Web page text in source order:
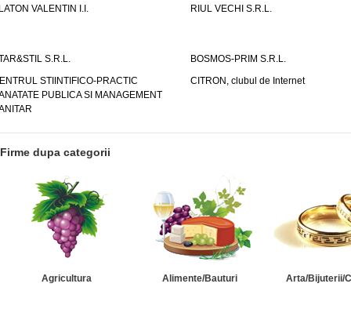
VALENTIN I.I.
RIUL VECHI S.R.L.
S.R.L.
BOSMOS-PRIM S.R.L.
STIINTIFICO-PRACTIC
PUBLICA SI MANAGEMENT
CITRON, clubul de Internet
Firme dupa categorii
Agricultura Alimente/Bauturi Arta/Bijuterii/